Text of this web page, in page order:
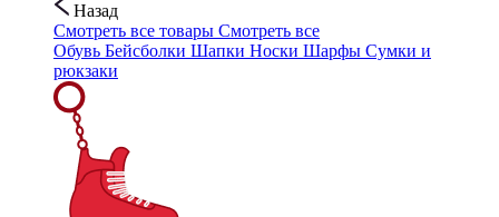
Назад
Смотреть все товары Смотреть все
Обувь Бейсболки Шапки Носки Шарфы Сумки и
рюкзаки